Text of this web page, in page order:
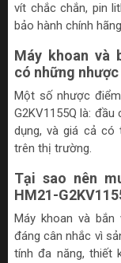
vít chắc chắn, pin
bảo hành chính
Máy khoan và
có những
Một số nhược
G2KV1155Q là:
dụng, và giá cả
trên thị trường.
Tại sao nên
HM21-
Máy khoan và bắn
đáng cân nhắc vì
tính đa năng, thiết